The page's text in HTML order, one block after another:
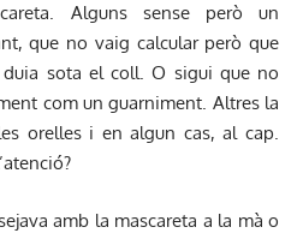
Alguns sense però un
que no vaig calcular però que
sota el coll. O sigui que no
com un guarniment. Altres la
orelles i en algun cas, al cap.
amb la mascareta a la mà o